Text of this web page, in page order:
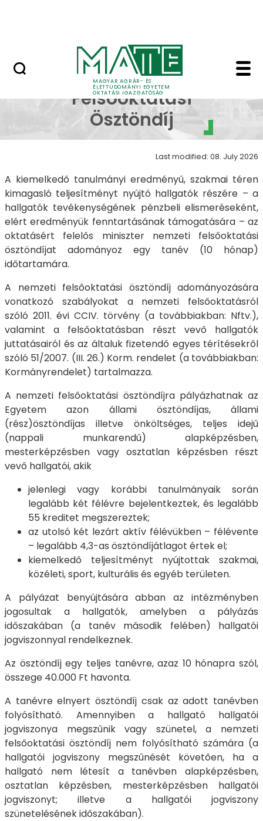
MAGYAR AGRÁR- ÉS
ÉLETTUDOMÁNYI EGYETEM
OKTATÁSI IGAZGATÓSÁG
NemzetiNemzeti
Felsőoktatási
Ösztöndíj
Last modified: 08. July 2026
A kiemelkedő tanulmányi eredményű, szakmai téren
kimagasló teljesítményt nyújtó hallgatók részére – a
hallgatók tevékenységének pénzbeli elismeréseként,
elért eredményük fenntartásának támogatására – az
oktatásért felelős miniszter nemzeti felsőoktatási
ösztöndíjat adományoz egy tanév (10 hónap)
időtartamára.
A nemzeti felsőoktatási ösztöndíj adományozására
vonatkozó szabályokat a nemzeti felsőoktatásról
szóló 2011. évi CCIV. törvény (a továbbiakban: Nftv.),
valamint a felsőoktatásban részt vevő hallgatók
juttatásairól és az általuk fizetendő egyes térítésekről
szóló 51/2007. (III. 26.) Korm. rendelet (a továbbiakban:
Kormányrendelet) tartalmazza.
A nemzeti felsőoktatási ösztöndíjra pályázhatnak az
Egyetem azon állami ösztöndíjas, állami
(rész)ösztöndíjas illetve önköltséges, teljes idejű
(nappali munkarendű) alapképzésben,
mesterképzésben vagy osztatlan képzésben részt
vevő hallgatói, akik
jelenlegi vagy korábbi tanulmányaik során
legalább két félévre bejelentkeztek, és legalább
55 kreditet megszereztek;
az utolsó két lezárt aktív félévükben – félévente
– legalább 4,3-as ösztöndíjátlagot értek el;
kiemelkedő teljesítményt nyújtottak szakmai,
közéleti, sport, kulturális és egyéb területen.
A pályázat benyújtására abban az intézményben
jogosultak a hallgatók, amelyben a pályázás
időszakában (a tanév második felében) hallgatói
jogviszonnyal rendelkeznek.
Az ösztöndíj egy teljes tanévre, azaz 10 hónapra szól,
összege 40.000 Ft havonta.
A tanévre elnyert ösztöndíj csak az adott tanévben
folyósítható. Amennyiben a hallgató hallgatói
jogviszonya megszűnik vagy szünetel, a nemzeti
felsőoktatási ösztöndíj nem folyósítható számára (a
hallgatói jogviszony megszűnését követően, ha a
hallgató nem létesít a tanévben alapképzésben,
osztatlan képzésben, mesterképzésben hallgatói
jogviszonyt; illetve a hallgatói jogviszony
szünetelésének időszakában).